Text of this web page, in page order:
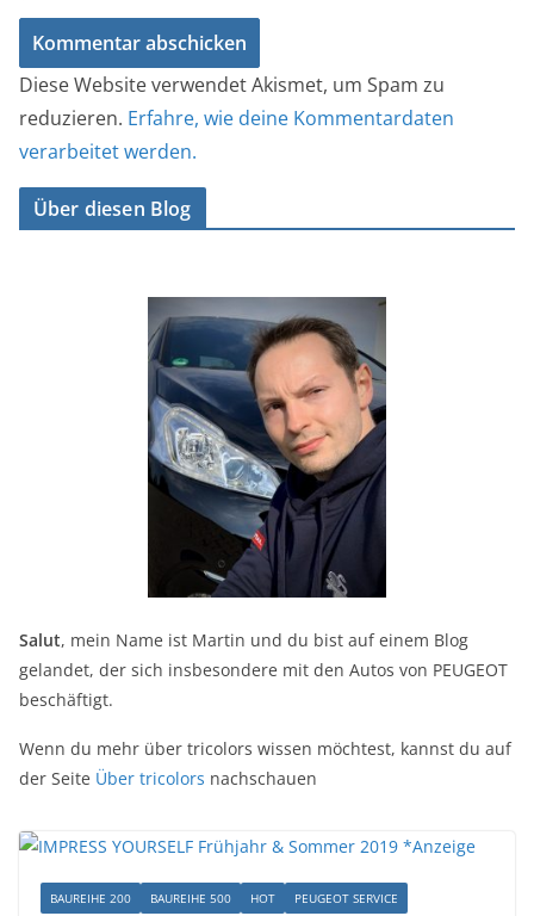
Diese Website verwendet Akismet, um Spam zu
reduzieren. Erfahre, wie deine Kommentardaten
verarbeitet werden.
Über diesen Blog
Salut, mein Name ist Martin und du bist auf einem Blog
gelandet, der sich insbesondere mit den Autos von PEUGEOT
beschäftigt.
Wenn du mehr über tricolors wissen möchtest, kannst du auf
der Seite Über tricolors nachschauen
BAUREIHE 200 BAUREIHE 500 HOT PEUGEOT SERVICE